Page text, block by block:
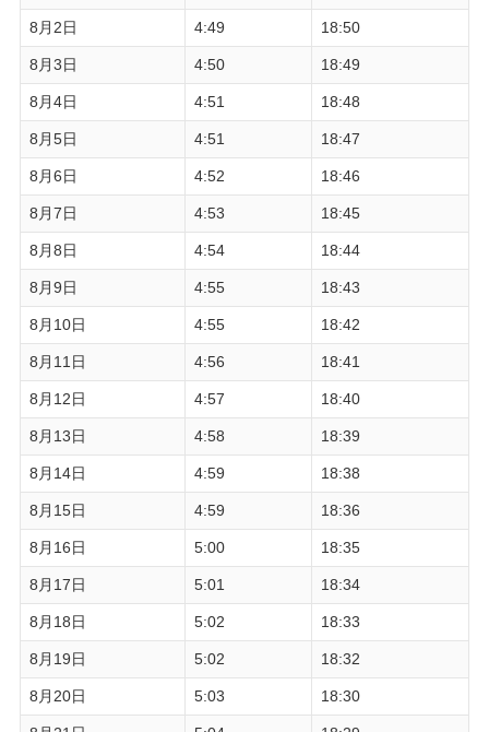
8月2日 4:49 18:50
8月3日 4:50 18:49
8月4日 4:51 18:48
8月5日 4:51 18:47
8月6日 4:52 18:46
8月7日 4:53 18:45
8月8日 4:54 18:44
8月9日 4:55 18:43
8月10日 4:55 18:42
8月11日 4:56 18:41
8月12日 4:57 18:40
8月13日 4:58 18:39
8月14日 4:59 18:38
8月15日 4:59 18:36
8月16日 5:00 18:35
8月17日 5:01 18:34
8月18日 5:02 18:33
8月19日 5:02 18:32
8月20日 5:03 18:30